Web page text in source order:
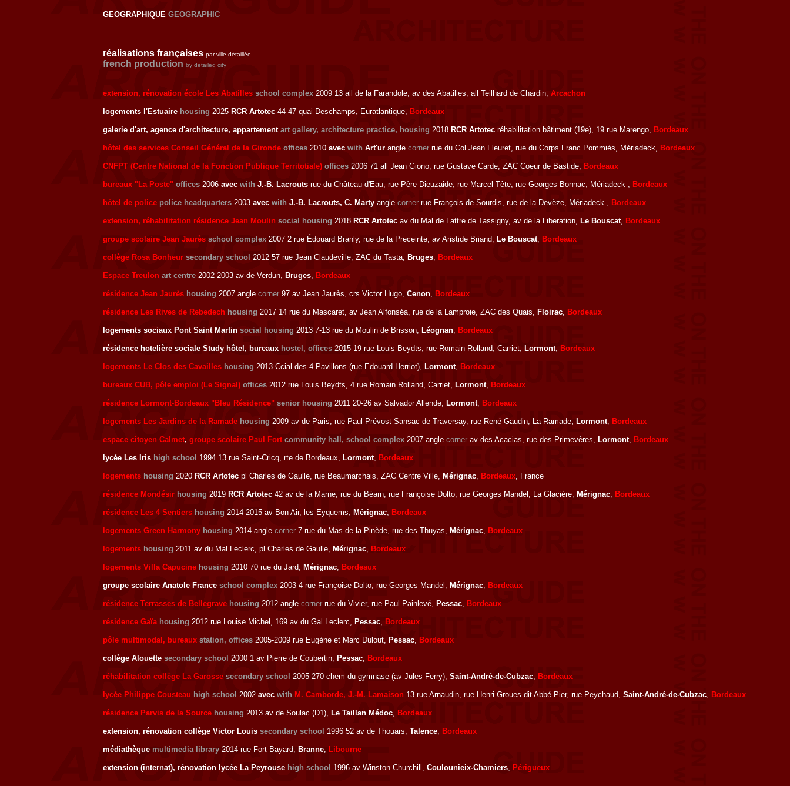
GEOGRAPHIQUE GEOGRAPHIC
réalisations françaises par ville détaillée
french production by detailed city
extension, rénovation école Les Abatilles school complex 2009 13 all de la Farandole, av des Abatilles, all Teilhard de Chardin, Arcachon
logements l'Estuaire housing 2025 RCR Artotec 44-47 quai Deschamps, Euratlantique, Bordeaux
galerie d'art, agence d'architecture, appartement art gallery, architecture practice, housing 2018 RCR Artotec réhabilitation bâtiment (19e), 19 rue Marengo, Bordeaux
hôtel des services Conseil Général de la Gironde offices 2010 avec with Art'ur angle corner rue du Col Jean Fleuret, rue du Corps Franc Pommiès, Mériadeck, Bordeaux
CNFPT (Centre National de la Fonction Publique Territotiale) offices 2006 71 all Jean Giono, rue Gustave Carde, ZAC Coeur de Bastide, Bordeaux
bureaux "La Poste" offices 2006 avec with J.-B. Lacrouts rue du Château d'Eau, rue Père Dieuzaide, rue Marcel Tête, rue Georges Bonnac, Mériadeck , Bordeaux
hôtel de police police headquarters 2003 avec with J.-B. Lacrouts, C. Marty angle corner rue François de Sourdis, rue de la Devèze, Mériadeck , Bordeaux
extension, réhabilitation résidence Jean Moulin social housing 2018 RCR Artotec av du Mal de Lattre de Tassigny, av de la Liberation, Le Bouscat, Bordeaux
groupe scolaire Jean Jaurès school complex 2007 2 rue Édouard Branly, rue de la Preceinte, av Aristide Briand, Le Bouscat, Bordeaux
collège Rosa Bonheur secondary school 2012 57 rue Jean Claudeville, ZAC du Tasta, Bruges, Bordeaux
Espace Treulon art centre 2002-2003 av de Verdun, Bruges, Bordeaux
résidence Jean Jaurès housing 2007 angle corner 97 av Jean Jaurès, crs Victor Hugo, Cenon, Bordeaux
résidence Les Rives de Rebedech housing 2017 14 rue du Mascaret, av Jean Alfonséa, rue de la Lamproie, ZAC des Quais, Floirac, Bordeaux
logements sociaux Pont Saint Martin social housing 2013 7-13 rue du Moulin de Brisson, Léognan, Bordeaux
résidence hotelière sociale Study hôtel, bureaux hostel, offices 2015 19 rue Louis Beydts, rue Romain Rolland, Carriet, Lormont, Bordeaux
logements Le Clos des Cavailles housing 2013 Ccial des 4 Pavillons (rue Edouard Herriot), Lormont, Bordeaux
bureaux CUB, pôle emploi (Le Signal) offices 2012 rue Louis Beydts, 4 rue Romain Rolland, Carriet, Lormont, Bordeaux
résidence Lormont-Bordeaux "Bleu Résidence" senior housing 2011 20-26 av Salvador Allende, Lormont, Bordeaux
logements Les Jardins de la Ramade housing 2009 av de Paris, rue Paul Prévost Sansac de Traversay, rue René Gaudin, La Ramade, Lormont, Bordeaux
espace citoyen Calmet, groupe scolaire Paul Fort community hall, school complex 2007 angle corner av des Acacias, rue des Primevères, Lormont, Bordeaux
lycée Les Iris high school 1994 13 rue Saint-Cricq, rte de Bordeaux, Lormont, Bordeaux
logements housing 2020 RCR Artotec pl Charles de Gaulle, rue Beaumarchais, ZAC Centre Ville, Mérignac, Bordeaux, France
résidence Mondésir housing 2019 RCR Artotec 42 av de la Marne, rue du Béarn, rue Françoise Dolto, rue Georges Mandel, La Glacière, Mérignac, Bordeaux
résidence Les 4 Sentiers housing 2014-2015 av Bon Air, les Eyquems, Mérignac, Bordeaux
logements Green Harmony housing 2014 angle corner 7 rue du Mas de la Pinède, rue des Thuyas, Mérignac, Bordeaux
logements housing 2011 av du Mal Leclerc, pl Charles de Gaulle, Mérignac, Bordeaux
logements Villa Capucine housing 2010 70 rue du Jard, Mérignac, Bordeaux
groupe scolaire Anatole France school complex 2003 4 rue Françoise Dolto, rue Georges Mandel, Mérignac, Bordeaux
résidence Terrasses de Bellegrave housing 2012 angle corner rue du Vivier, rue Paul Painlevé, Pessac, Bordeaux
résidence Gaïa housing 2012 rue Louise Michel, 169 av du Gal Leclerc, Pessac, Bordeaux
pôle multimodal, bureaux station, offices 2005-2009 rue Eugène et Marc Dulout, Pessac, Bordeaux
collège Alouette secondary school 2000 1 av Pierre de Coubertin, Pessac, Bordeaux
réhabilitation collège La Garosse secondary school 2005 270 chem du gymnase (av Jules Ferry), Saint-André-de-Cubzac, Bordeaux
lycée Philippe Cousteau high school 2002 avec with M. Camborde, J.-M. Lamaison 13 rue Arnaudin, rue Henri Groues dit Abbé Pier, rue Peychaud, Saint-André-de-Cubzac, Bordeaux
résidence Parvis de la Source housing 2013 av de Soulac (D1), Le Taillan Médoc, Bordeaux
extension, rénovation collège Victor Louis secondary school 1996 52 av de Thouars, Talence, Bordeaux
médiathèque multimedia library 2014 rue Fort Bayard, Branne, Libourne
extension (internat), rénovation lycée La Peyrouse high school 1996 av Winston Churchill, Coulounieix-Chamiers, Périgueux